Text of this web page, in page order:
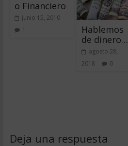
o Financiero
junio 15, 2010
1
Hablemos
de dinero…
agosto 28,
2018
0
Deja una respuesta